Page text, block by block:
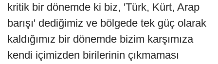
kritik bir dönemde ki biz, 'Türk, Kürt, Arap
barışı' dediğimiz ve bölgede tek güç olarak
kaldığımız bir dönemde bizim karşımıza
kendi içimizden birilerinin çıkmaması